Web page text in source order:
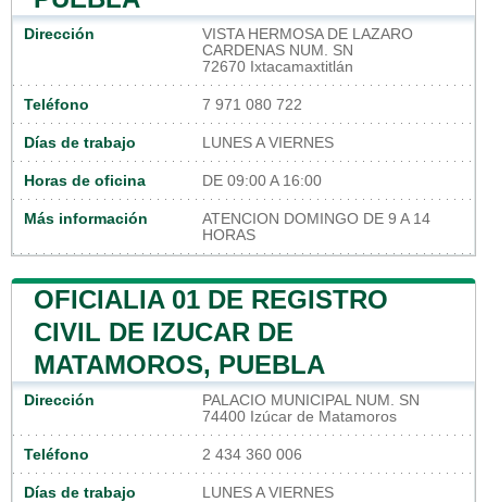
Dirección
VISTA HERMOSA DE LAZARO
CARDENAS NUM. SN
72670 Ixtacamaxtitlán
Teléfono 7 971 080 722
Días de trabajo LUNES A VIERNES
Horas de oficina DE 09:00 A 16:00
Más información
ATENCION DOMINGO DE 9 A 14
HORAS
OFICIALIA 01 DE REGISTRO
CIVIL DE IZUCAR DE
MATAMOROS, PUEBLA
Dirección
PALACIO MUNICIPAL NUM. SN
74400 Izúcar de Matamoros
Teléfono 2 434 360 006
Días de trabajo LUNES A VIERNES